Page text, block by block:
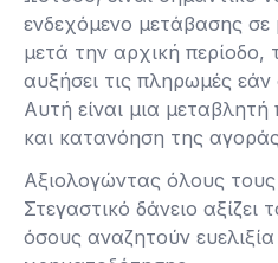
ενδεχόμενο μετάβασης σε
μετά την αρχική περίοδο,
αυξήσει τις πληρωμές
Αυτή είναι μια μεταβλητή
και κατανόηση της
Αξιολογώντας όλους
Στεγαστικό δάνειο αξίζει
όσους αναζητούν